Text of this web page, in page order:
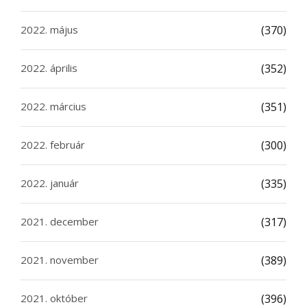
2022. május (370)
2022. április (352)
2022. március (351)
2022. február (300)
2022. január (335)
2021. december (317)
2021. november (389)
2021. október (396)